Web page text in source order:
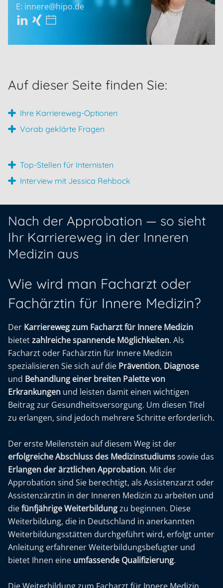
E: innere@hipo.de
Auf dieser Seite finden Sie:
Ihre Karriereweg-Optionen
Vorab geklärte Fragen
Top-Stellen für Internisten
Interview mit Jessica Rehbock
Nach der Approbation — so sieht
Ihr Karriereweg in der Inneren
Medizin aus
Wie wird man Facharzt oder
Fachärztin für Innere Medizin?
Der Karriereweg zum Facharzt für Innere Medizin
bietetzahlreiche spannende Möglichkeiten. Als
Facharzt oder Fachärztin für Innere Medizin
spezialisieren Sie sich auf die Prävention, Diagnose
und Behandlung einer breiten Palette von
Erkrankungen und leisten damit einen wichtigen
Beitrag zur Gesundheitsversorgung. Um diesen Titel
zu erlangen, sind jedoch mehrere Schritte erforderlich.
Der erste Meilenstein auf diesem Weg ist der
erfolgreiche Abschluss des Medizinstudiumssowie das
Erlangen der ärztlichen Approbation. Mit der
Approbation sind Sie berechtigt, als Assistenzarzt oder
Assistenzärztin in der Inneren Medizin zu arbeiten und
diefünfjährige Weiterbildungzu beginnen. Diese
Weiterbildung, die in Deutschland in anerkannten
Weiterbildungsstätten durchgeführt wird, erfolgt unter
Anleitung erfahrener Weiterbildungsbefugter und
bietet Ihnen eine umfassende Qualifizierung.